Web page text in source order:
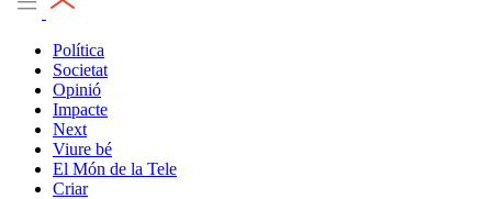
Política
Societat
Opinió
Impacte
Next
Viure bé
El Món de la Tele
Criar